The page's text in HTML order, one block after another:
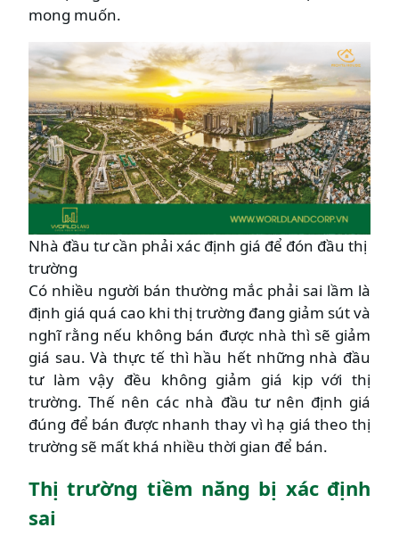
mong muốn.
Nhà đầu tư cần phải xác định giá để đón đầu thị
trường
Có nhiều người bán thường mắc phải sai lầm là
định giá quá cao khi thị trường đang giảm sút và
nghĩ rằng nếu không bán được nhà thì sẽ giảm
giá sau. Và thực tế thì hầu hết những nhà đầu
tư làm vậy đều không giảm giá kịp với thị
trường. Thế nên các nhà đầu tư nên định giá
đúng để bán được nhanh thay vì hạ giá theo thị
trường sẽ mất khá nhiều thời gian để bán.
Thị trường tiềm năng bị xác định
sai